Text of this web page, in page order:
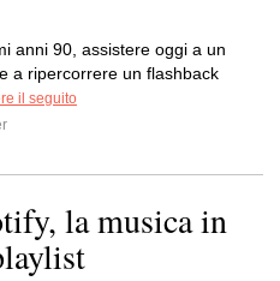
anni 90, assistere oggi a un
a ripercorrere un flashback
il seguito
la musica in